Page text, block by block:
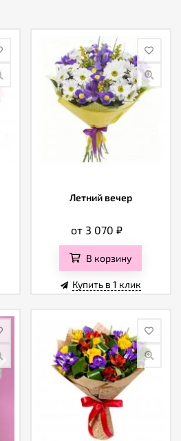
Летний вечер
от 3 070 ₽
В корзину
Купить в 1 клик